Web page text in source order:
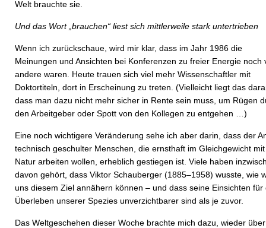
Welt brauchte sie.
Und das Wort „brauchen“ liest sich mittlerweile stark untertrieben
Wenn ich zurückschaue, wird mir klar, dass im Jahr 1986 die
Meinungen und Ansichten bei Konferenzen zu freier Energie noch
andere waren. Heute trauen sich viel mehr Wissenschaftler mit
Doktortiteln, dort in Erscheinung zu treten. (Vielleicht liegt das
dass man dazu nicht mehr sicher in Rente sein muss, um Rügen
den Arbeitgeber oder Spott von den Kollegen zu entgehen …)
Eine noch wichtigere Veränderung sehe ich aber darin, dass der
technisch geschulter Menschen, die ernsthaft im Gleichgewicht
Natur arbeiten wollen, erheblich gestiegen ist. Viele haben
davon gehört, dass Viktor Schauberger (1885–1958) wusste, wie
uns diesem Ziel annähern können – und dass seine Einsichten für
Überleben unserer Spezies unverzichtbarer sind als je zuvor.
Das Weltgeschehen dieser Woche brachte mich dazu, wieder über